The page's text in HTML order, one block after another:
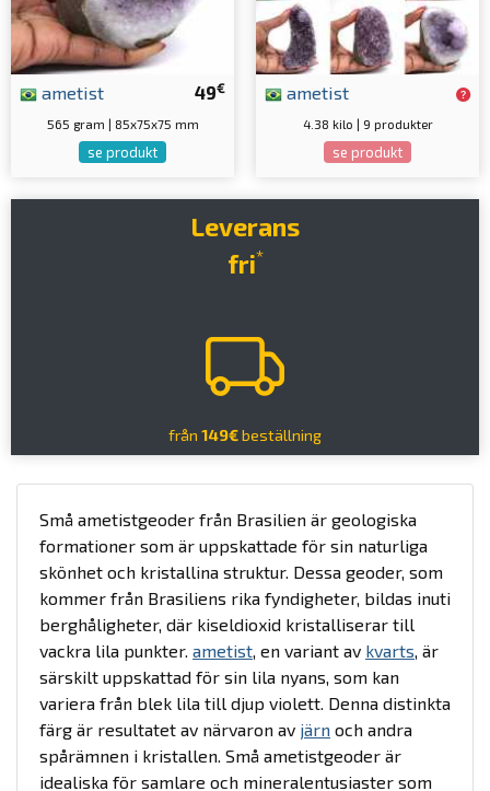
49€
ametist
565 gram | 85x75x75 mm
se produkt
ametist
4.38 kilo | 9 produkter
se produkt
Leverans
fri*
från 149€beställning
Små ametistgeoder från Brasilien är geologiska
formationer som är uppskattade för sin naturliga
skönhet och kristallina struktur. Dessa geoder, som
kommer från Brasiliens rika fyndigheter, bildas inuti
berghåligheter, där kiseldioxid kristalliserar till
vackra lila punkter. ametist, en variant av kvarts, är
särskilt uppskattad för sin lila nyans, som kan
variera från blek lila till djup violett. Denna distinkta
färg är resultatet av närvaron av järn och andra
spårämnen i kristallen. Små ametistgeoder är
idealiska för samlare och mineralentusiaster som